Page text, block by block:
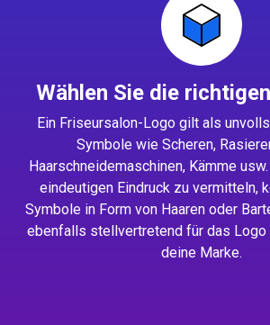
Wählen Sie die
Ein Friseursalon-Logo gilt als
Symbole wie Scheren,
Haarschneidemaschinen, Kämme
eindeutigen Eindruck zu vermitteln,
Symbole in Form von Haaren oder
ebenfalls stellvertretend für das Logo
deine Marke.